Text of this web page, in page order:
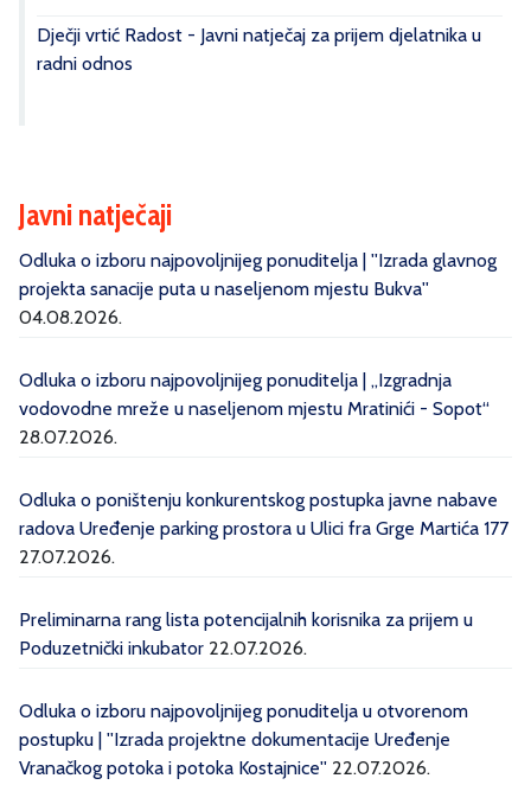
Dječji vrtić Radost - Javni natječaj za prijem djelatnika u
radni odnos
Javni natječaji
Odluka o izboru najpovoljnijeg ponuditelja | ''Izrada glavnog
projekta sanacije puta u naseljenom mjestu Bukva''
04.08.2026.
Odluka o izboru najpovoljnijeg ponuditelja | „Izgradnja
vodovodne mreže u naseljenom mjestu Mratinići - Sopot“
28.07.2026.
Odluka o poništenju konkurentskog postupka javne nabave
radova Uređenje parking prostora u Ulici fra Grge Martića 177
27.07.2026.
Preliminarna rang lista potencijalnih korisnika za prijem u
Poduzetnički inkubator 22.07.2026.
Odluka o izboru najpovoljnijeg ponuditelja u otvorenom
postupku | ''Izrada projektne dokumentacije Uređenje
Vranačkog potoka i potoka Kostajnice'' 22.07.2026.